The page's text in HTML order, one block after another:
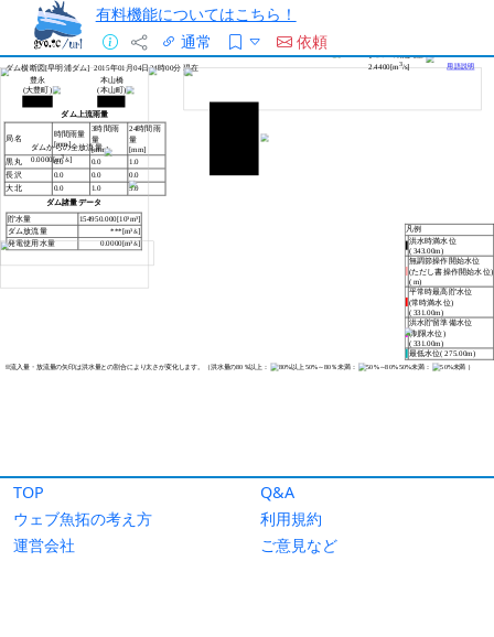
有料機能についてはこちら！
通常
依頼
TOP
Q&A
ウェブ魚拓の考え方
利用規約
運営会社
ご意見など